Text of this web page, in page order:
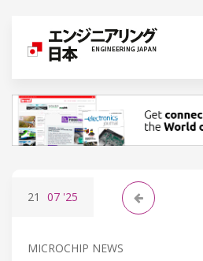
21 07 '25
MICROCHIP NEWS